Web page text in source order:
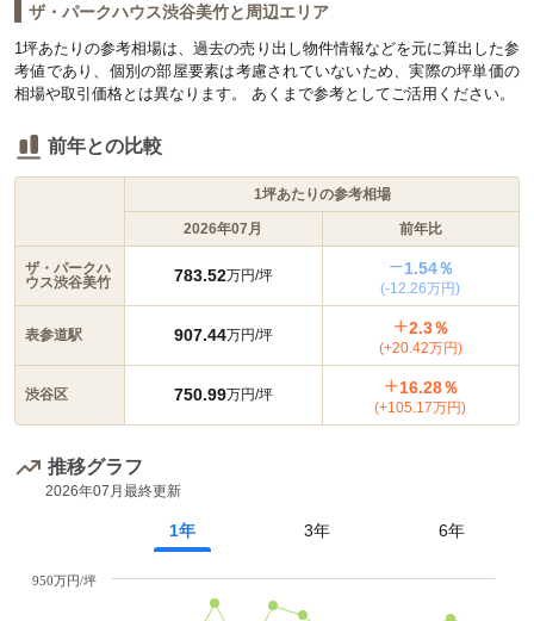
ザ・パークハウス渋谷美竹と周辺エリア
1坪あたりの参考相場は、過去の売り出し物件情報などを元に算出した参
考値であり、個別の部屋要素は考慮されていないため、実際の坪単価の
相場や取引価格とは異なります。 あくまで参考としてご活用ください。
前年との比較
1坪あたりの参考相場
2026年07月 前年比
ザ・パークハ
ウス渋谷美竹
783.52万円/坪 1.54％
(-12.26万円)
表参道駅 907.44万円/坪 2.3％
(+20.42万円)
渋谷区 750.99万円/坪 16.28％
(+105.17万円)
推移グラフ
2026年07月 最終更新
1年 3年 6年
950万円/坪